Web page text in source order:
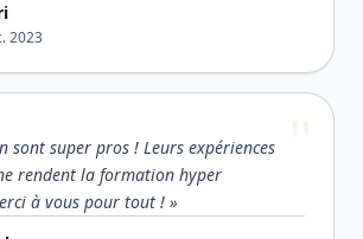
2023
sont super pros ! Leurs expériences
rendent la formation hyper
à vous pour tout ! »